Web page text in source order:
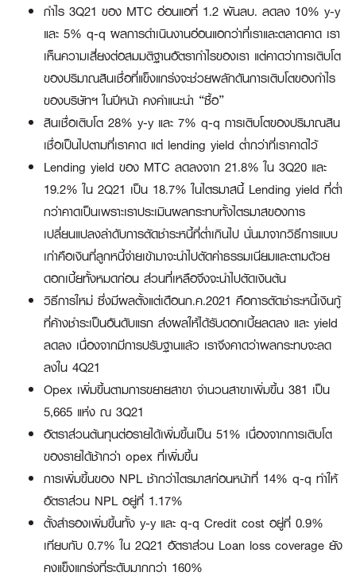
กำไร 3Q21 ของ MTC อ่อนแอที่ 1.2 พันลบ. ลดลง 10% y-y
และ 5% q-q ผลการดำเนินงานอ่อนแอกว่าที่เราและตลาดคาด เรา
เห็นความเสี่ยงต่อสมมติฐานอัตรากำไรของเรา แต่คาดว่าการเติบโต
ของปริมาณสินเชื่อที่แข็งแกร่งจะช่วยผลักดันการเติบโตของกำไร
ของบริษัทฯ ในปีหน้า คงคำแนะนำ “ซื้อ”
สินเชื่อเติบโต 28% y-y และ 7% q-q การเติบโตของปริมาณสิน
เชื่อเป็นไปตามที่เราคาด แต่ lending yield ต่ำกว่าที่เราคาดไว้
Lending yield ของ MTC ลดลงจาก 21.8% ใน 3Q20 และ
19.2% ใน 2Q21 เป็น 18.7% ในไตรมาสนี้ Lending yield ที่ต่ำ
กว่าคาดเป็นเพราะเราประเมินผลกระทบทั้งไตรมาสของการ
เปลี่ยนแปลงลำดับการตัดชำระหนี้ที่ต่ำเกินไป นั่นมาจากวิธีการแบบ
เก่าคือเงินที่ลูกหนี้จ่ายเข้ามาจะนำไปตัดค่าธรรมเนียมและตามด้วย
ดอกเบี้ยทั้งหมดก่อน ส่วนที่เหลือจึงจะนำไปตัดเงินต้น
วิธีการใหม่ ซึ่งมีผลตั้งแต่เดือนก.ค.2021 คือการตัดชำระหนี้เงินกู้
ที่ค้างชำระเป็นอันดับแรก ส่งผลให้ได้รับดอกเบี้ยลดลง และ yield
ลดลง เนื่องจากมีการปรับฐานแล้ว เราจึงคาดว่าผลกระทบจะลด
ลงใน 4Q21
Opex เพิ่มขึ้นตามการขยายสาขา จำนวนสาขาเพิ่มขึ้น 381 เป็น
5,665 แห่ง ณ 3Q21
อัตราส่วนต้นทุนต่อรายได้เพิ่มขึ้นเป็น 51% เนื่องจากการเติบโต
ของรายได้ช้ากว่า opex ที่เพิ่มขึ้น
การเพิ่มขึ้นของ NPL ช้ากว่าไตรมาสก่อนหน้าที่ 14% q-q ทำให้
อัตราส่วน NPL อยู่ที่ 1.17%
ตั้งสำรองเพิ่มขึ้นทั้ง y-y และ q-q Credit cost อยู่ที่ 0.9%
เทียบกับ 0.7% ใน 2Q21 อัตราส่วน Loan loss coverage ยัง
คงแข็งแกร่งที่ระดับมากกว่า 160%